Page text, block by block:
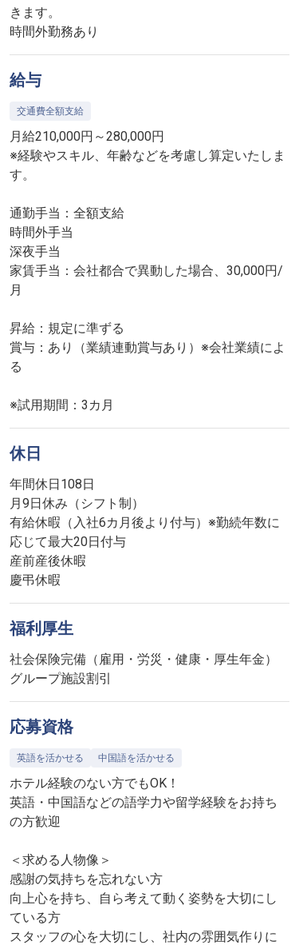
きます。
時間外勤務あり
給与
交通費全額支給
月給210,000円～280,000円
※経験やスキル、年齢などを考慮し算定いたしま
す。
通勤手当：全額支給
時間外手当
深夜手当
家賃手当：会社都合で異動した場合、30,000円/
月
昇給：規定に準ずる
賞与：あり（業績連動賞与あり）※会社業績によ
る
※試用期間：3カ月
休日
年間休日108日
月9日休み（シフト制）
有給休暇（入社6カ月後より付与）※勤続年数に
応じて最大20日付与
産前産後休暇
慶弔休暇
福利厚生
社会保険完備（雇用・労災・健康・厚生年金）
グループ施設割引
応募資格
英語を活かせる 中国語を活かせる
ホテル経験のない方でもOK！
英語・中国語などの語学力や留学経験をお持ち
の方歓迎
＜求める人物像＞
感謝の気持ちを忘れない方
向上心を持ち、自ら考えて動く姿勢を大切にし
ている方
スタッフの心を大切にし、社内の雰囲気作りに